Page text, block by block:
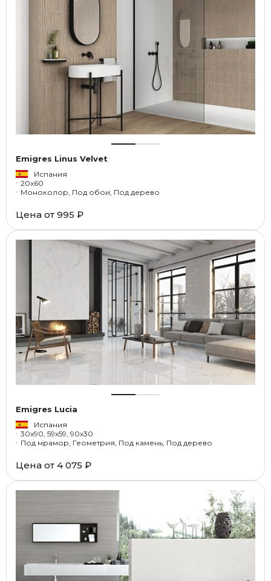
Emigres Linus Velvet
Испания
20x60
Моноколор, Под обои, Под дерево
Цена от 995 ₽
Emigres Lucia
Испания
30x90, 59x59, 90x30
Под мрамор, Геометрия, Под камень, Под дерево
Цена от 4 075 ₽